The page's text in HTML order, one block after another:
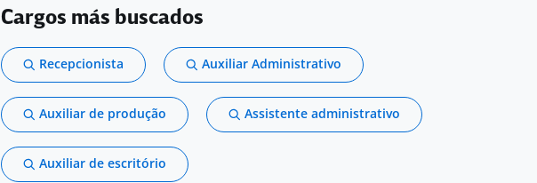
Cargos más buscados
Recepcionista Auxiliar Administrativo
Auxiliar de produção Assistente administrativo
Auxiliar de escritório